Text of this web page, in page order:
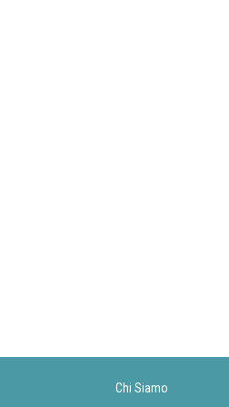
Chi Siamo